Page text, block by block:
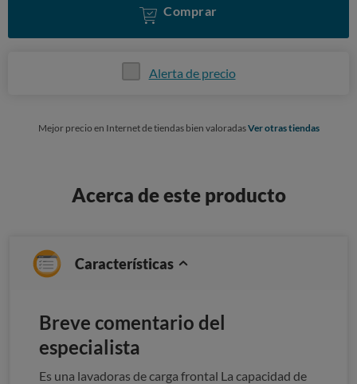
Comprar
Alerta de precio
Mejor precio en Internet de tiendas bien valoradasVer otras tiendas
Acerca de este producto
Características
Breve comentario del
especialista
Es una lavadoras de carga frontal La capacidad de